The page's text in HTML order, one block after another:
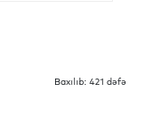
Baxılıb: 421 dəfə